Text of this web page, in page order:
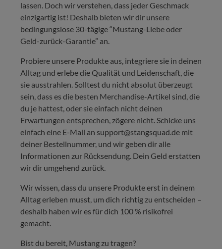
lassen. Doch wir verstehen, dass jeder Geschmack
einzigartig ist! Deshalb bieten wir dir unsere
bedingungslose 30-tägige “Mustang-Liebe oder
Geld-zurück-Garantie” an.
Probiere unsere Produkte aus, integriere sie in deinen
Alltag und erlebe die Qualität und Leidenschaft, die
sie ausstrahlen. Solltest du nicht absolut überzeugt
sein, dass es die besten Merchandise-Artikel sind, die
du je hattest, oder sie einfach nicht deinen
Erwartungen entsprechen, zögere nicht. Schicke uns
einfach eine E-Mail an support@stangsquad.de mit
deiner Bestellnummer, und wir geben dir alle
Informationen zur Rücksendung. Dein Geld erstatten
wir dir umgehend zurück.
Wir wissen, dass du unsere Produkte erst in deinem
Alltag erleben musst, um dich richtig zu entscheiden –
deshalb haben wir es für dich 100 % risikofrei
gemacht.
Bist du bereit, Mustang zu tragen?